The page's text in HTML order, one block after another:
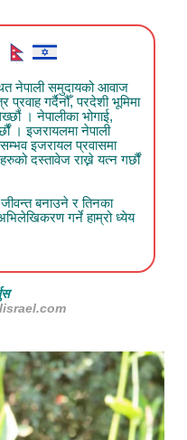
नेपाली समुदायको आवाज
गर्दैनौँ, परदेशी भूमिमा
। नेपालीका भोगाई,
। इजरायलमा नेपाली
इजरायल प्रवासमा
दस्तावेज राख्ने यत्न गर्छौं
बनाउने र तिनका
गर्ने हाम्रो ध्येय